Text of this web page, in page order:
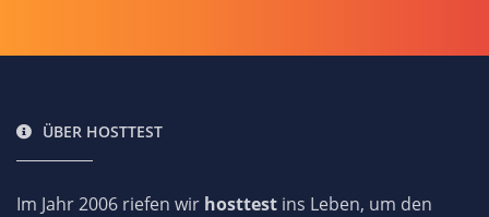
ÜBER HOSTTEST
Im Jahr 2006 riefen wir hosttest ins Leben, um den